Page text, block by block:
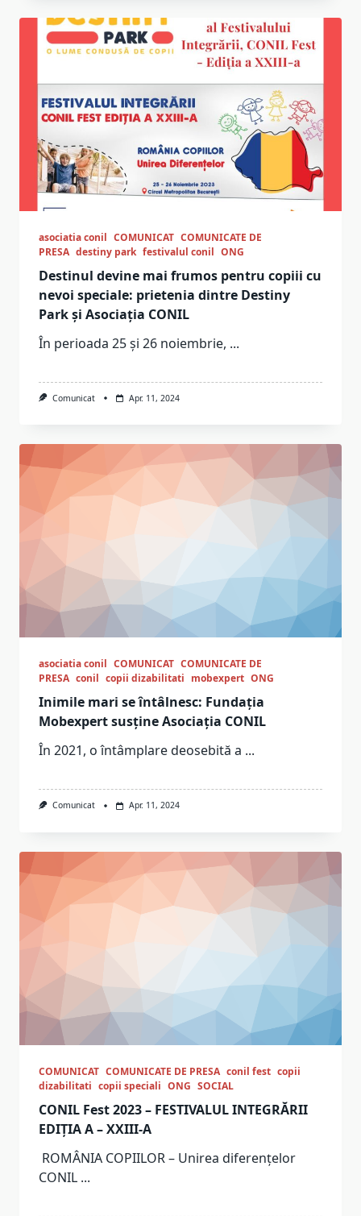
asociatia conil COMUNICAT COMUNICATE DE
PRESA destiny park festivalul conil ONG
Destinul devine mai frumos pentru copiii cu
nevoi speciale: prietenia dintre Destiny
Park și Asociația CONIL
În perioada 25 și 26 noiembrie, ...
Comunicat Apr. 11, 2024
asociatia conil COMUNICAT COMUNICATE DE
PRESA conil copii dizabilitati mobexpert ONG
Inimile mari se întâlnesc: Fundația
Mobexpert susține Asociația CONIL
În 2021, o întâmplare deosebită a ...
Comunicat Apr. 11, 2024
COMUNICAT COMUNICATE DE PRESA conil fest copii
dizabilitati copii speciali ONG SOCIAL
CONIL Fest 2023 – FESTIVALUL INTEGRĂRII
EDIȚIA A – XXIII-A
ROMÂNIA COPIILOR – Unirea diferențelor
CONIL ...